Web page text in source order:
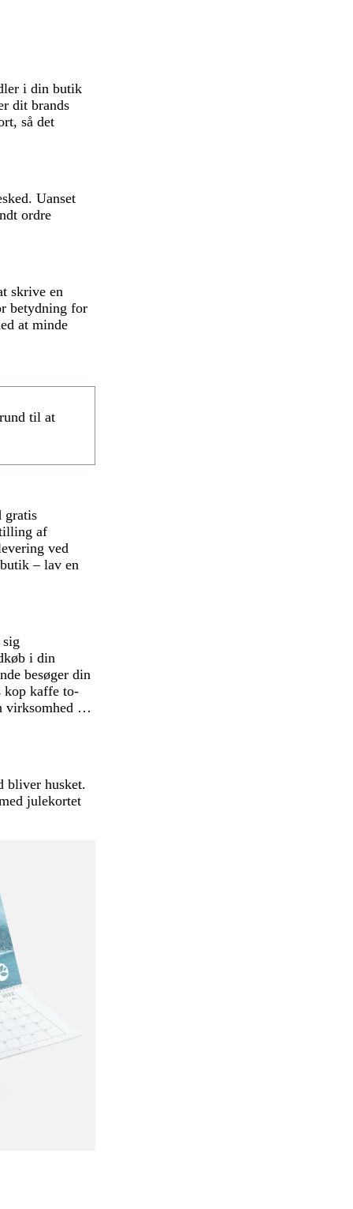
i din butik
dit brands
så det
Uanset
ordre
skrive en
betydning for
at minde
til at
gratis
af
ved
– lav en
i din
besøger din
kop kaffe to-
virksomhed …
bliver husket.
julekortet